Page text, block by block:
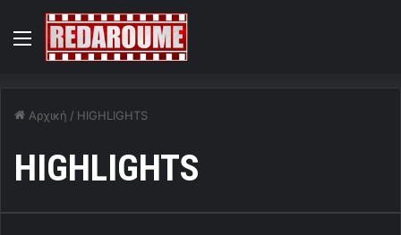
Menu
Αρχική / HIGHLIGHTS
HIGHLIGHTS